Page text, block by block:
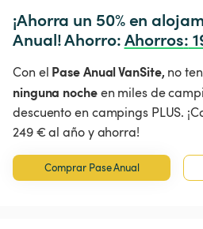
¡Ahorra un 50% en
Anual! Ahorro: Ahorros:
Con el Pase Anual VanSite, no
ninguna nocheen miles de
descuento en campings PLUS.
249 € al año y ahorra!
Comprar Pase Anual